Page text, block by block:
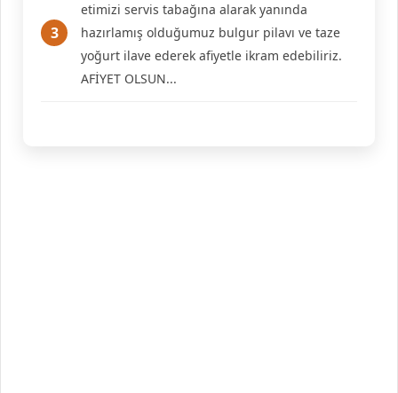
etimizi servis tabağına alarak yanında
hazırlamış olduğumuz bulgur pilavı ve taze
yoğurt ilave ederek afiyetle ikram edebiliriz.
AFİYET OLSUN...